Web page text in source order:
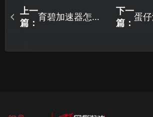
上一
篇：
育碧加速器怎么
下一
篇：
蛋